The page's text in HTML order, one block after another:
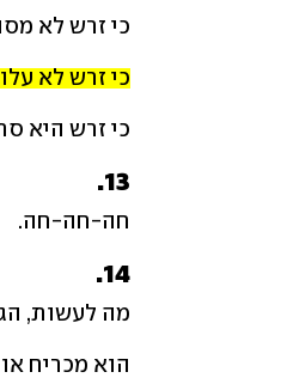
כי זרש לא
כי זרש לא
כי זרש היא
13.
חה-חה-חה.
14.
מה לעשות,